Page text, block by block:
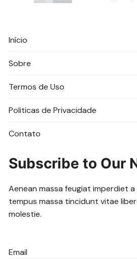
Início
Sobre
Termos de Uso
Politicas de Privacidade
Contato
Subscribe to Our
Aenean massa feugiat imperdiet
tempus massa tincidunt vitae
molestie.
Email